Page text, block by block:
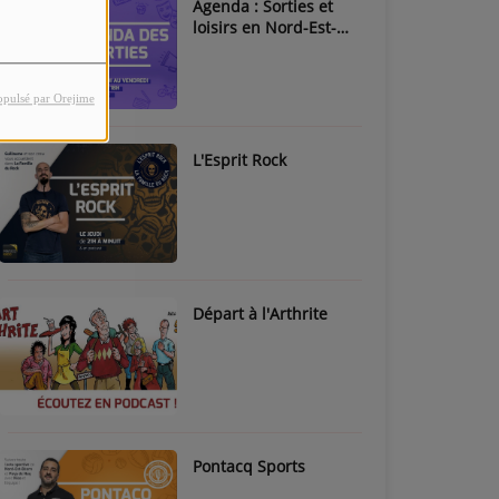
par Orejime
Agenda : Sorties et
loisirs en Nord-Est-
L'Esprit Rock
Départ à l'Arthrite
Pontacq Sports